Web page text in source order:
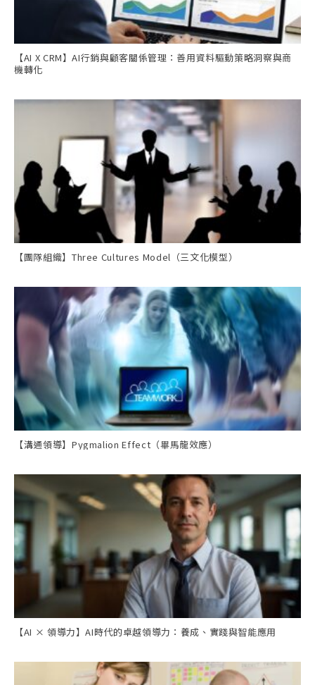
【AI X CRM】AI行銷與顧客關係管理：善用資料驅動策略洞察與商
機轉化
【團隊組織】Three Cultures Model（三文化模型）
【溝通領導】Pygmalion Effect（畢馬龍效應）
【AI × 領導力】AI時代的卓越領導力：養成、實踐與智能應用